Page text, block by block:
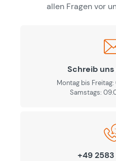
allen Fragen vor
Schreib uns
Montag bis
Samstags:
+49